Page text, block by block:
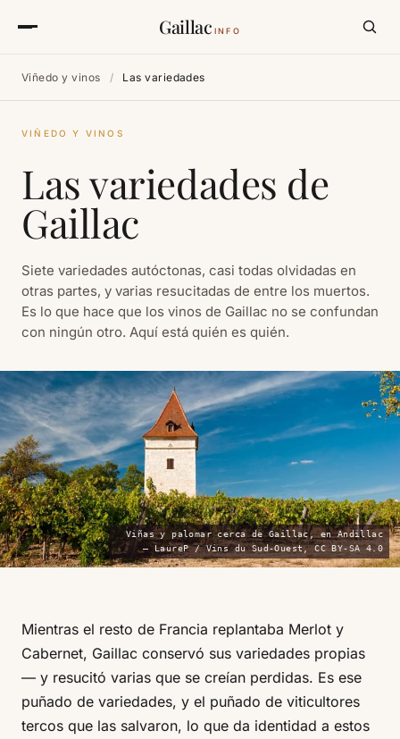
Gaillac INFO
Viñedo y vinos / Las variedades
VIÑEDO Y VINOS
Las variedades de
Gaillac
Siete variedades autóctonas, casi todas olvidadas en
otras partes, y varias resucitadas de entre los muertos.
Es lo que hace que los vinos de Gaillac no se confundan
con ningún otro. Aquí está quién es quién.
Viñas y palomar cerca de Gaillac, en Andillac
— LaureP / Vins du Sud-Ouest, CC BY-SA 4.0
Mientras el resto de Francia replantaba Merlot y
Cabernet, Gaillac conservó sus variedades propias
— y resucitó varias que se creían perdidas. Es ese
puñado de variedades, y el puñado de viticultores
tercos que las salvaron, lo que da identidad a estos